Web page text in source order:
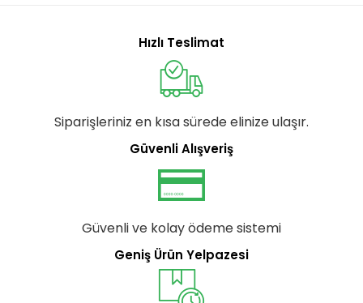
Hızlı Teslimat
Siparişleriniz en kısa sürede elinize ulaşır.
Güvenli Alışveriş
Güvenli ve kolay ödeme sistemi
Geniş Ürün Yelpazesi